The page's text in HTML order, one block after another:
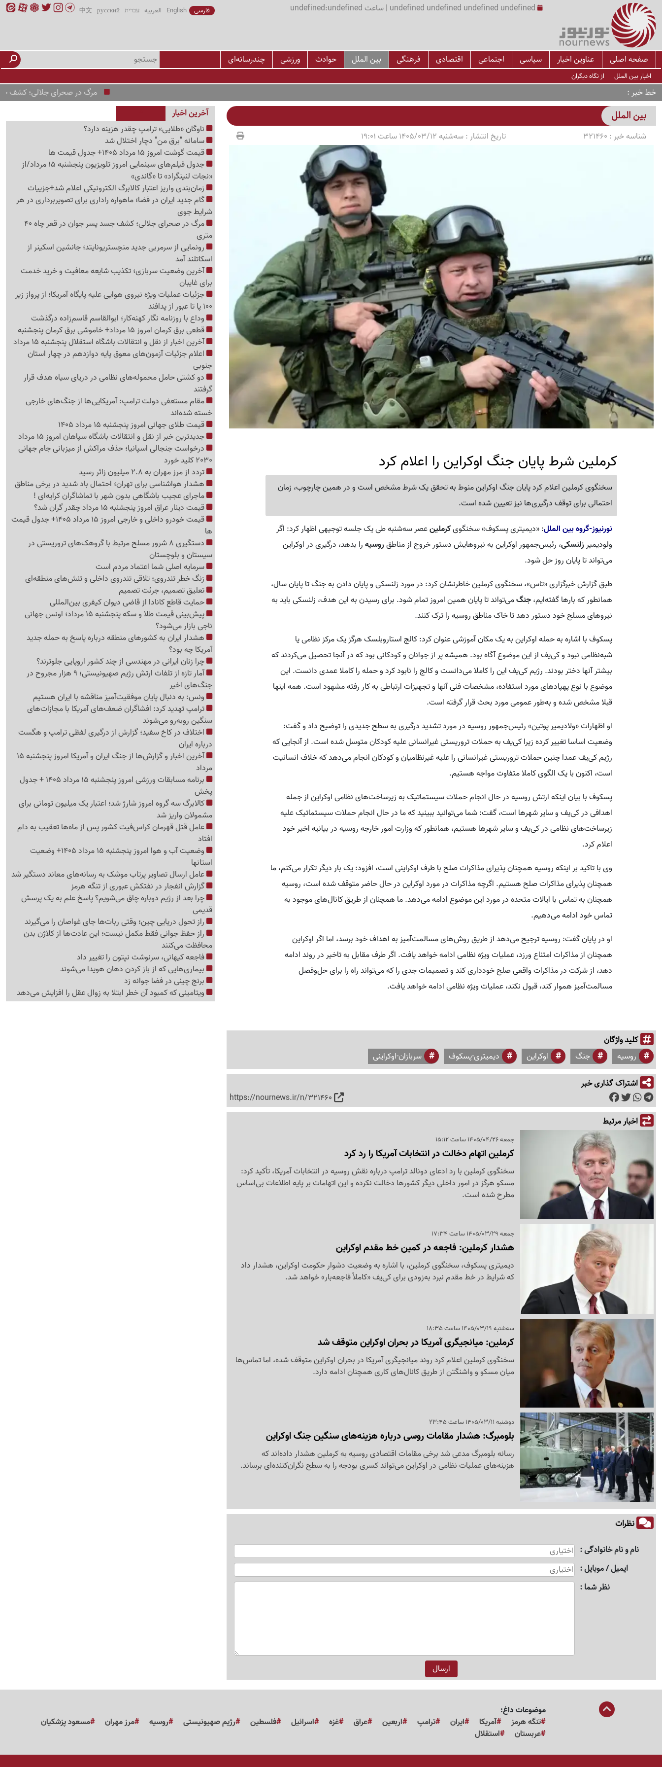
undefined undefined undefined undefined | ساعت undefined:undefined فارسی English العربیه עברית русский
中文
صفحه اصلی عناوین اخبار سیاسی اجتماعی اقتصادی فرهنگی بین الملل حوادث ورزشی چندرسانه‌ای
اخبار بین الملل از نگاه دیگران
خط خبر مرگ در صحرای جلالی؛ کشف جسد پسر جوان
بین الملل
شناسه خبر : 321460 تاریخ انتشار :سه‌شنبه 1405/03/12 ساعت 19:01
کرملین شرط پایان جنگ اوکراین را اعلام کرد
سخنگوی کرملین اعلام کرد پایان جنگ اوکراین منوط به تحقق یک شرط مشخص است و در همین چارچوب، زمان
احتمالی برای توقف درگیری‌ها نیز تعیین شده است.
نورنیوز-گروه بین الملل: «دیمیتری پسکوف» سخنگویکرملینعصر سه‌شنبه طی یک جلسه توجیهی اظهار کرد: اگر
ولودیمیرزلنسکی، رئیس‌جمهور اوکراین به نیروهایش دستور خروج از مناطقروسیهرا بدهد، درگیری در اوکراین
می‌تواند تا پایان روز حل شود.
طبق گزارش خبرگزاری «تاس»، سخنگوی کرملین خاطرنشان کرد: در مورد زلنسکی و پایان دادن به جنگ تا پایان سال،
همانطور که بارها گفته‌ایم،جنگمی‌تواند تا پایان همین امروز تمام شود. برای رسیدن به این هدف، زلنسکی باید به
نیروهای مسلح خود دستور دهد تا خاک مناطق روسیه را ترک کنند.
پسکوف با اشاره به حمله اوکراین به یک مکان آموزشی عنوان کرد: کالج استاروبلسک هرگز یک مرکز نظامی یا
شبه‌نظامی نبود و کی‌یف از این موضوع آگاه بود. همیشه پر از جوانان و کودکانی بود که در آنجا تحصیل می‌کردند که
بیشتر آنها دختر بودند. رژیم کی‌یف این را کاملا می‌دانست و کالج را نابود کرد و حمله را کاملا عمدی دانست. این
موضوع با نوع پهپادهای مورد استفاده، مشخصات فنی آنها و تجهیزات ارتباطی به کار رفته مشهود است. همه اینها
قبلا مشخص شده و به‌طور عمومی مورد بحث قرار گرفته است.
او اظهارات «ولادیمیر پوتین» رئیس‌جمهور روسیه در مورد تشدید درگیری به سطح جدیدی را توضیح داد و گفت:
وضعیت اساسا تغییر کرده زیرا کی‌یف به حملات تروریستی غیرانسانی علیه کودکان متوسل شده است. از آنجایی که
رژیم کی‌یف عمدا چنین حملات تروریستی غیرانسانی را علیه غیرنظامیان و کودکان انجام می‌دهد که خلاف انسانیت
است، اکنون با یک الگوی کاملا متفاوت مواجه هستیم.
پسکوف با بیان اینکه ارتش روسیه در حال انجام حملات سیستماتیک به زیرساخت‌های نظامی اوکراین از جمله
اهدافی در کی‌یف و سایر شهرها است، گفت: شما می‌توانید ببینید که ما در حال انجام حملات سیستماتیک علیه
زیرساخت‌های نظامی در کی‌یف و سایر شهرها هستیم، همانطور که وزارت امور خارجه روسیه در بیانیه اخیر خود
اعلام کرد.
وی با تاکید بر اینکه روسیه همچنان پذیرای مذاکرات صلح با طرف اوکراینی است، افزود: یک بار دیگر تکرار می‌کنم، ما
همچنان پذیرای مذاکرات صلح هستیم. اگرچه مذاکرات در مورد اوکراین در حال حاضر متوقف شده است، روسیه
همچنان به تماس با ایالات متحده در مورد این موضوع ادامه می‌دهد. ما همچنان از طریق کانال‌های موجود به
تماس خود ادامه می‌دهیم.
او در پایان گفت: روسیه ترجیح می‌دهد از طریق روش‌های مسالمت‌آمیز به اهداف خود برسد، اما اگر اوکراین
همچنان از مذاکرات امتناع ورزد، عملیات ویژه نظامی ادامه خواهد یافت. اگر طرف مقابل به تاخیر در روند ادامه
دهد، از شرکت در مذاکرات واقعی صلح خودداری کند و تصمیمات جدی را که می‌تواند راه را برای حل‌وفصل
مسالمت‌آمیز هموار کند، قبول نکند، عملیات ویژه نظامی ادامه خواهد یافت.
کلید واژگان
روسیه جنگ اوکراین دیمیتری-پسکوف سربازان-اوکراینی
اشتراک گذاری خبر
https://nournews.ir/n/321460
اخبار مرتبط
جمعه 1405/04/26 ساعت 15:12
کرملین اتهام دخالت در انتخابات آمریکا را رد کرد
سخنگوی کرملین با رد ادعای دونالد ترامپ درباره نقش روسیه در انتخابات آمریکا، تأکید کرد:
مسکو هرگز در امور داخلی دیگر کشورها دخالت نکرده و این اتهامات بر پایه اطلاعات بی‌اساس
مطرح شده است.
جمعه 1405/03/29 ساعت 17:34
هشدار کرملین: فاجعه در کمین خط مقدم اوکراین
دیمیتری پسکوف، سخنگوی کرملین، با اشاره به وضعیت دشوار حکومت اوکراین، هشدار داد
که شرایط در خط مقدم نبرد به‌زودی برای کی‌یف «کاملاً فاجعه‌بار» خواهد شد.
سه‌شنبه 1405/03/19 ساعت 18:35
کرملین: میانجیگری آمریکا در بحران اوکراین متوقف شد
سخنگوی کرملین اعلام کرد روند میانجیگری آمریکا در بحران اوکراین متوقف شده، اما تماس‌ها
میان مسکو و واشنگتن از طریق کانال‌های کاری همچنان ادامه دارد.
دوشنبه 1405/03/11 ساعت 23:45
بلومبرگ: هشدار مقامات روسی درباره هزینه‌های سنگین جنگ اوکراین
رسانه بلومبرگ مدعی شد برخی مقامات اقتصادی روسیه به کرملین هشدار داده‌اند که
هزینه‌های عملیات نظامی در اوکراین می‌تواند کسری بودجه را به سطح نگران‌کننده‌ای برساند.
نظرات
نام و نام خانوادگی
ایمیل / موبایل
نظر شما
آخرین اخبار
ناوگان «طلایی» ترامپ چقدر هزینه دارد؟
سامانه "برق من" دچار اختلال شد
قیمت گوشت امروز 15 مرداد 1405+ جدول قیمت ها
جدول فیلم‌های سینمایی امروز تلویزیون پنجشنبه 15 مرداد/از
«نجات لنینگراد» تا «گاندی»
زمان‌بندی واریز اعتبار کالابرگ الکترونیکی اعلام شد+جزییات
گام جدید ایران در فضا؛ ماهواره راداری برای تصویربرداری در هر
شرایط جوی
مرگ در صحرای جلالی؛ کشف جسد پسر جوان در قعر چاه 40
متری
رونمایی از سرمربی جدید منچستریونایتد؛ جانشین اسکینر از
اسکاتلند آمد
آخرین وضعیت سربازی؛ تکذیب شایعه معافیت و خرید خدمت
برای غایبان
جزئیات عملیات ویژه نیروی هوایی علیه پایگاه آمریکا؛ از پرواز زیر
100 پا تا عبور از پدافند
وداع با روزنامه نگار کهنه‌کار؛ ابوالقاسم قاسم‌زاده درگذشت
قطعی برق کرمان امروز 15 مرداد+ خاموشی برق کرمان پنجشنبه
آخرین اخبار از نقل و انتقالات باشگاه استقلال پنجشنبه 15 مرداد
اعلام جزئیات آزمون‌های معوق پایه دوازدهم در چهار استان
جنوبی
دو کشتی حامل محموله‌های نظامی در دریای سیاه هدف قرار
گرفتند
مقام مستعفی دولت ترامپ: آمریکایی‌ها از جنگ‌های خارجی
خسته شده‌اند
قیمت طلای جهانی امروز پنجشنبه 15 مرداد 1405
جدیدترین خبر از نقل و انتقالات باشگاه سپاهان امروز 15 مرداد
درخواست جنجالی اسپانیا؛ حذف مراکش از میزبانی جام جهانی
2030 کلید خورد
تردد از مرز مهران به 2.8 میلیون زائر رسید
هشدار هواشناسی برای تهران؛ احتمال باد شدید در برخی مناطق
ماجرای عجیب باشگاهی بدون شهر با تماشاگران کرایه‌ای !
قیمت دینار عراق امروز پنجشنبه 15 مرداد چقدر گران شد؟
قیمت خودرو داخلی و خارجی امروز 15 مرداد 1405+ جدول قیمت
ها
دستگیری 8 شرور مسلح مرتبط با گروهک‌های تروریستی در
سیستان و بلوچستان
سرمایه اصلی شما اعتماد مردم است
زنگ خطر تندروی؛ تلاقی تندروی داخلی و تنش‌های منطقه‌ای
تعلیق تصمیم، جرئت تصمیم
حمایت قاطع کانادا از قاضی دیوان کیفری بین‌المللی
پیش‌بینی قیمت طلا و سکه پنجشنبه 15 مرداد؛ اونس جهانی
ناجی بازار می‌شود؟
هشدار ایران به کشورهای منطقه درباره پاسخ به حمله جدید
آمریکا چه بود؟
چرا زنان ایرانی در مهندسی از چند کشور اروپایی جلوترند؟
آمار تازه از تلفات ارتش رژیم صهیونیستی؛ 9 هزار مجروح در
جنگ‌های اخیر
ونس: به دنبال پایان موفقیت‌آمیز مناقشه با ایران هستیم
ترامپ تهدید کرد: افشاگران ضعف‌های آمریکا با مجازات‌های
سنگین روبه‌رو می‌شوند
اختلاف در کاخ سفید؛ گزارش از درگیری لفظی ترامپ و هگست
درباره ایران
آخرین اخبار و گزارش‌ها از جنگ ایران و آمریکا امروز پنجشنبه 15
مرداد
برنامه مسابقات ورزشی امروز پنجشنبه 15 مرداد 1405 + جدول
پخش
کالابرگ سه گروه امروز شارژ شد؛ اعتبار یک میلیون تومانی برای
مشمولان واریز شد
عامل قتل قهرمان کراس‌فیت کشور پس از ماه‌ها تعقیب به دام
افتاد
وضعیت آب و هوا امروز پنجشنبه 15 مرداد 1405+ وضعیت
استانها
عامل ارسال تصاویر پرتاب موشک به رسانه‌های معاند دستگیر شد
گزارش انفجار در نفتکش عبوری از تنگه هرمز
چرا بعد از رژیم دوباره چاق می‌شویم؟ پاسخ علم به یک پرسش
قدیمی
راز تحول دریایی چین؛ وقتی ربات‌ها جای غواصان را می‌گیرند
راز حفظ جوانی فقط مکمل نیست؛ این عادت‌ها از کلاژن بدن
محافظت می‌کنند
فاجعه کیهانی، سرنوشت نپتون را تغییر داد
بیماری‌هایی که از باز کردن دهان هویدا می‌شوند
برنج چینی در فضا جوانه زد
ویتامینی که کمبود آن خطر ابتلا به زوال عقل را افزایش می‌دهد
موضوعات داغ:
تنگه هرمز
آمریکا ایران ترامپ اربعین عراق غزه اسرائیل فلسطین رژیم صهیونیستی روسیه مرز مهران
مسعود پزشکیان
عربستان
استقلال